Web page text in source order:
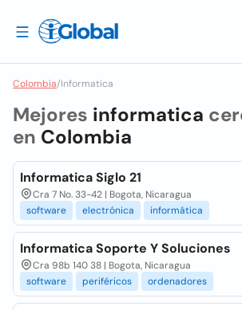
Colombia/Informatica
Mejores informatica
en Colombia
Informatica Siglo 21
Cra 7 No. 33-42 | Bogota, Nicaragua
software
electrónica informática
Informatica Soporte Y Soluciones
Cra 98b 140 38 | Bogota, Nicaragua
software
periféricos ordenadores